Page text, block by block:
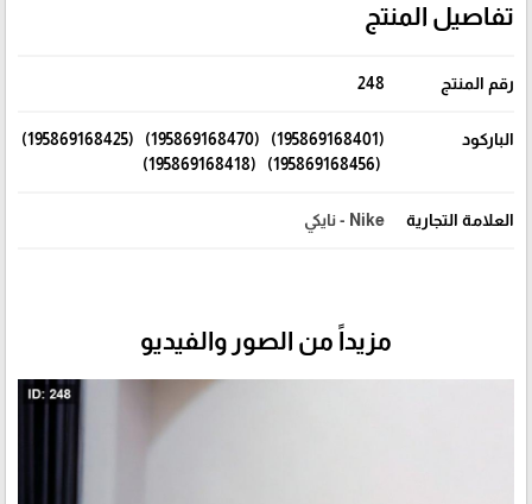
تفاصيل المنتج
رقم المنتج 248
الباركود
(195869168401) (195869168470) (195869168425)
(195869168456) (195869168418)
العلامة التجارية Nike - نايكي
مزيداً من الصور والفيديو